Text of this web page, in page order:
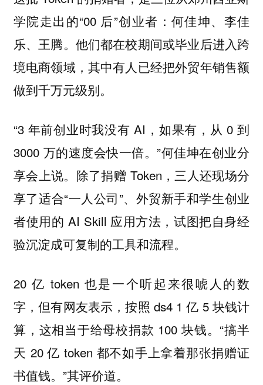
学院走出的“00 后”创业者：何佳坤、李佳
乐、王腾。他们都在校期间或毕业后进入跨
境电商领域，其中有人已经把外贸年销售额
做到千万元级别。
“3 年前创业时我没有 AI，如果有，从 0 到
3000 万的速度会快一倍。”何佳坤在创业分
享会上说。除了捐赠 Token，三人还现场分
享了适合“一人公司”、外贸新手和学生创业
者使用的 AI Skill 应用方法，试图把自身经
验沉淀成可复制的工具和流程。
20 亿 token 也是一个听起来很唬人的数
字，但有网友表示，按照 ds4 1 亿 5 块钱计
算，这相当于给母校捐款 100 块钱。“搞半
天 20 亿 token 都不如手上拿着那张捐赠证
书值钱。”其评价道。